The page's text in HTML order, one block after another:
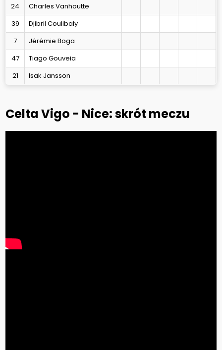
24
Charles Vanhoutte
39
Djibril Coulibaly
7
Jérémie Boga
47
Tiago Gouveia
21
Isak Jansson
Celta Vigo - Nice: skrót meczu